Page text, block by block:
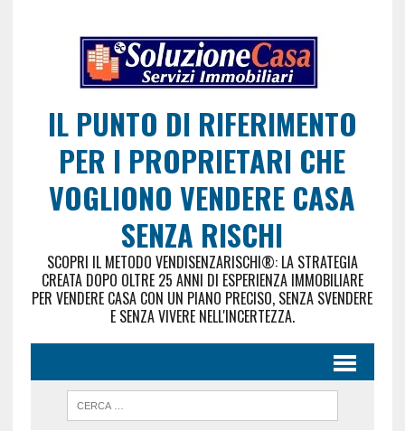
IL PUNTO DI RIFERIMENTO
PER I PROPRIETARI CHE
VOGLIONO VENDERE CASA
SENZA RISCHI
SCOPRI IL METODO VENDISENZARISCHI®: LA STRATEGIA
CREATA DOPO OLTRE 25 ANNI DI ESPERIENZA IMMOBILIARE
PER VENDERE CASA CON UN PIANO PRECISO, SENZA SVENDERE
E SENZA VIVERE NELL'INCERTEZZA.